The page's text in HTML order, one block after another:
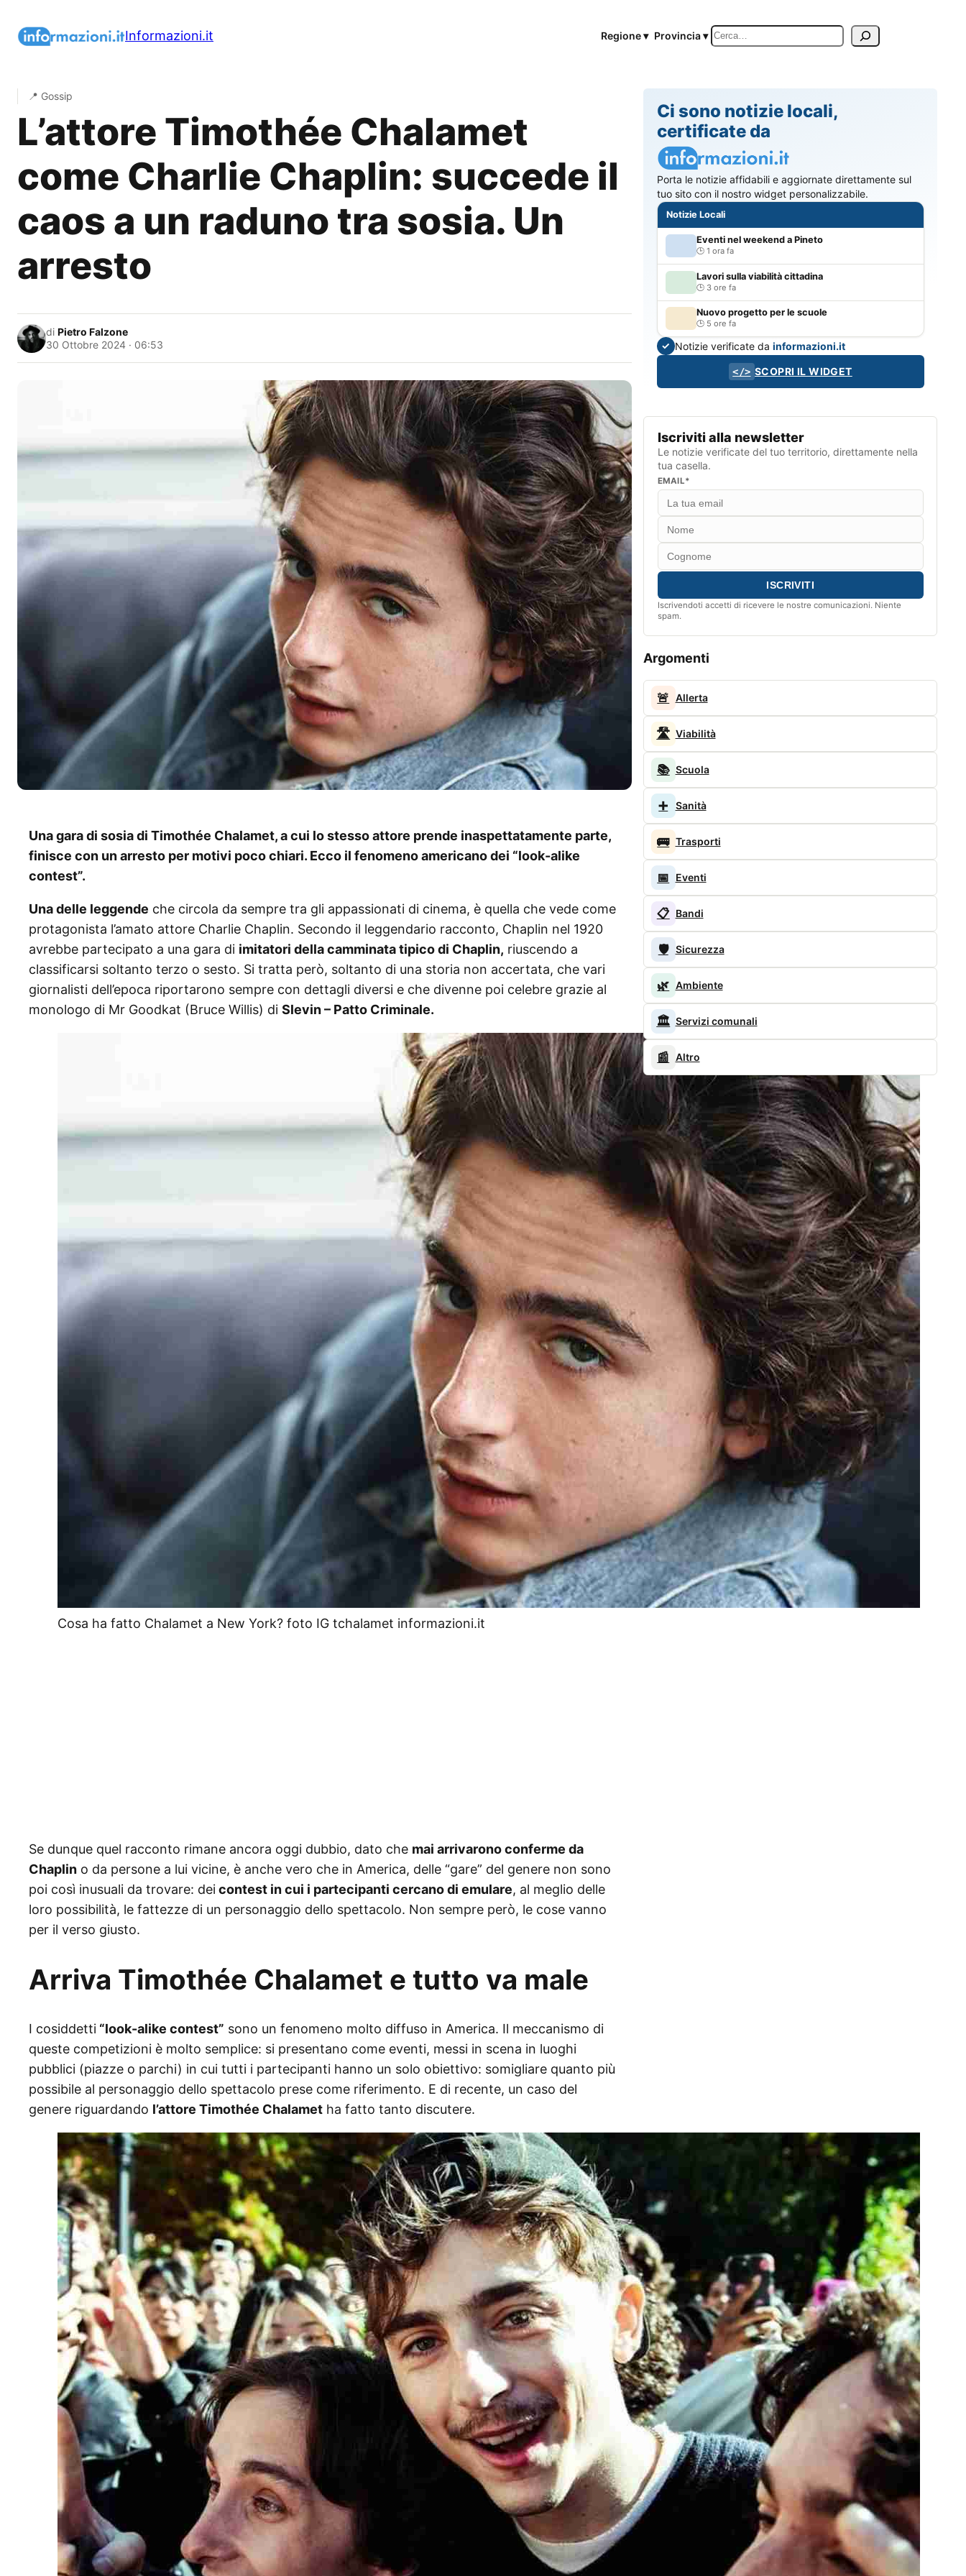
Informazioni.it Regione ▾ Provincia ▾ Cerca
📍 Gossip
L’attore Timothée Chalamet
come Charlie Chaplin: succede il
caos a un raduno tra sosia. Un
arresto
di Pietro Falzone
30 Ottobre 2024 · 06:53
Una gara di sosia di Timothée Chalamet, a cui lo stesso attore prende inaspettatamente parte,
finisce con un arresto per motivi poco chiari. Ecco il fenomeno americano dei “look-alike
contest”.
Una delle leggende che circola da sempre tra gli appassionati di cinema, è quella che vede come
protagonista l’amato attore Charlie Chaplin. Secondo il leggendario racconto, Chaplin nel 1920
avrebbe partecipato a una gara di imitatori della camminata tipico di Chaplin, riuscendo a
classificarsi soltanto terzo o sesto. Si tratta però, soltanto di una storia non accertata, che vari
giornalisti dell’epoca riportarono sempre con dettagli diversi e che divenne poi celebre grazie al
monologo di Mr Goodkat (Bruce Willis) di Slevin – Patto Criminale.
Cosa ha fatto Chalamet a New York? foto IG tchalamet informazioni.it
Se dunque quel racconto rimane ancora oggi dubbio, dato che mai arrivarono conferme da
Chaplin o da persone a lui vicine, è anche vero che in America, delle “gare” del genere non sono
poi così inusuali da trovare: deicontest in cui i partecipanti cercano di emulare, al meglio delle
loro possibilità, le fattezze di un personaggio dello spettacolo. Non sempre però, le cose vanno
per il verso giusto.
Arriva Timothée Chalamet e tutto va male
I cosiddetti “look-alike contest” sono un fenomeno molto diffuso in America. Il meccanismo di
queste competizioni è molto semplice: si presentano come eventi, messi in scena in luoghi
pubblici (piazze o parchi) in cui tutti i partecipanti hanno un solo obiettivo: somigliare quanto più
possibile al personaggio dello spettacolo prese come riferimento. E di recente, un caso del
genere riguardando l’attore Timothée Chalamet ha fatto tanto discutere.
Ci sono notizie locali,
certificate da
Porta le notizie affidabili e aggiornate direttamente sul
tuo sito con il nostro widget personalizzabile.
Notizie Locali
Eventi nel weekend a Pineto
1 ora fa
Lavori sulla viabilità cittadina
3 ore fa
Nuovo progetto per le scuole
5 ore fa
✓ Notizie verificate da informazioni.it
</> SCOPRI IL WIDGET
Iscriviti alla newsletter
Le notizie verificate del tuo territorio, direttamente nella
tua casella.
EMAIL*
Iscrivendoti accetti di ricevere le nostre comunicazioni. Niente
spam.
Argomenti
🚨 Allerta
🛣️ Viabilità
📚 Scuola
➕ Sanità
🚌 Trasporti
📅 Eventi
📋 Bandi
🛡️ Sicurezza
🌿 Ambiente
🏛️ Servizi comunali
📰 Altro